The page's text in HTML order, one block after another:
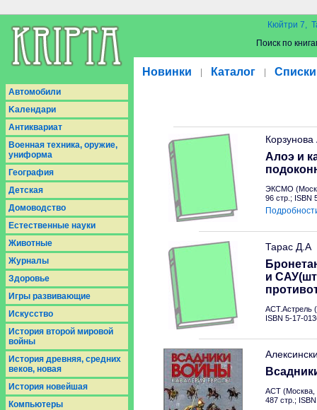
Кюйтри 7,
Поиск по
Новинки Каталог Списки
Aвтомобили
Kалендари
Антиквариат
Военная техника, оружие,
униформа
География
Детская
Домоводство
Естественные науки
Животные
Журналы
Здоровье
Игры развивающие
Искусство
История второй мировой
войны
История древняя, средних
веков, новая
История новейшая
Компьютеры
Алоэ и
ЭКСМО
96 стр.; ISBN
Тарас Д.А
и
АСТ.Астрель
ISBN 5-17-
АСТ (Москва,
487 стр.;